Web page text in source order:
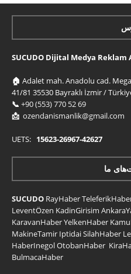
SUCUDO Dijital Medya
🏠 Adalet mah. Anadolu cad.
41/81 35530 Bayraklı İzmir /
📞 +90 (553) 770 52 69
📩 ozendanismanlik@gmail.com
UETS: 15623-26967-42627
ما
SUCUDO RayHaber
LeventÖzen KadinGirisim
KaravanHaberYelkenHaber
MakineTamir IptidaiSilahHaber
HaberInegolOtobanHaber
BulmacaHaber